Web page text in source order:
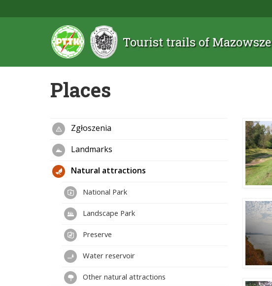
Tourist trails of Mazowsze
Places
Zgłoszenia
Landmarks
Natural attractions
National Park
Landscape Park
Preserve
Water reservoir
Other natural attractions